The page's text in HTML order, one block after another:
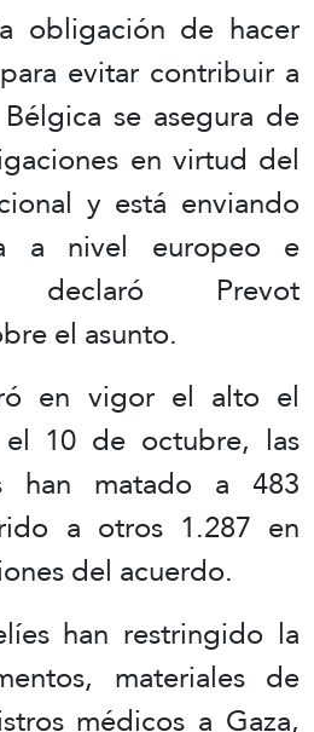
obligación de hacer
evitar contribuir a
se asegura de
en virtud del
y está enviando
a nivel europeo e
declaró Prevot
el asunto.
en vigor el alto el
10 de octubre, las
han matado a 483
a otros 1.287 en
del acuerdo.
han restringido la
materiales de
médicos a Gaza,